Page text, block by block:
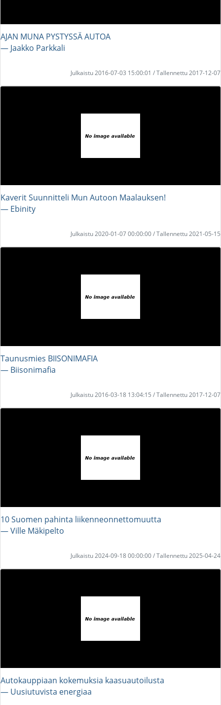
AJAN MUNA PYSTYSSÄ AUTOA
― Jaakko Parkkali
Julkaistu 2016-07-03 15:00:01 / Tallennettu 2017-12-07
Kaverit Suunnitteli Mun Autoon Maalauksen!
― Ebinity
Julkaistu 2020-01-07 00:00:00 / Tallennettu 2021-05-15
Taunusmies BIISONIMAFIA
― Biisonimafia
Julkaistu 2016-03-18 13:04:15 / Tallennettu 2017-12-07
10 Suomen pahinta liikenneonnettomuutta
― Ville Mäkipelto
Julkaistu 2024-09-18 00:00:00 / Tallennettu 2025-04-24
Autokauppiaan kokemuksia kaasuautoilusta
― Uusiutuvista energiaa